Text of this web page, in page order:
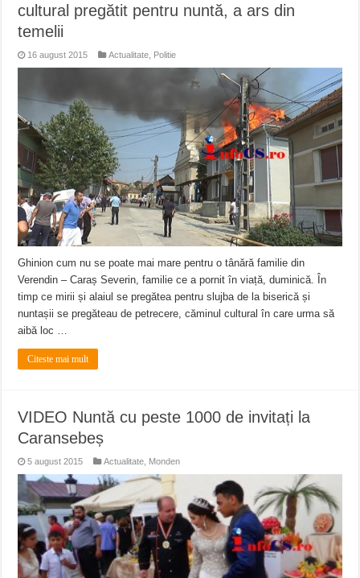
cultural pregătit pentru nuntă, a ars din
temelii
16 august 2015 Actualitate Politie
Ghinion cum nu se poate mai mare pentru o tânără familie din
Verendin – Caraș Severin, familie ce a pornit în viață, duminică. În
timp ce mirii și alaiul se pregătea pentru slujba de la biserică și
nuntașii se pregăteau de petrecere, căminul cultural în care urma să
aibă loc …
Citeste mai mult
VIDEO Nuntă cu peste 1000 de invitați la
Caransebeș
5 august 2015 Actualitate Monden